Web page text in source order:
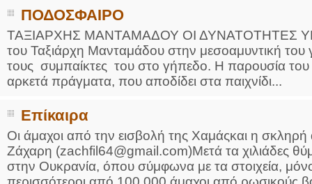
ΠΟΔΟΣΦΑΙΡΟ
ΤΑΞΙΑΡΧΗΣ ΜΑΝΤΑΜΑΔΟΥ ΟΙ ΔΥΝΑΤΟΤΗΤΕΣ
του Ταξιάρχη Μανταμάδου στην μεσοαμυντική του
τους συμπαίκτες του στο γήπεδο. Η παρουσία του
αρκετά πράγματα, που αποδίδει στα παιχνίδι...
Επίκαιρα
Οι άμαχοι από την εισβολή της Χαμάςκαι η
Ζάχαρη (zachfil64@gmail.com)Μετά τα χιλιάδες
στην Ουκρανία, όπου σύμφωνα με τα στοιχεία,